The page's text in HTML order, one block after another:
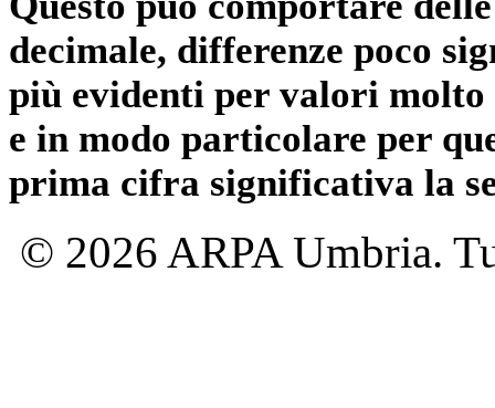
decimale, differenze poco
più evidenti per valori
e in modo particolare per
prima cifra significativa la
© 2026 ARPA Umbria.